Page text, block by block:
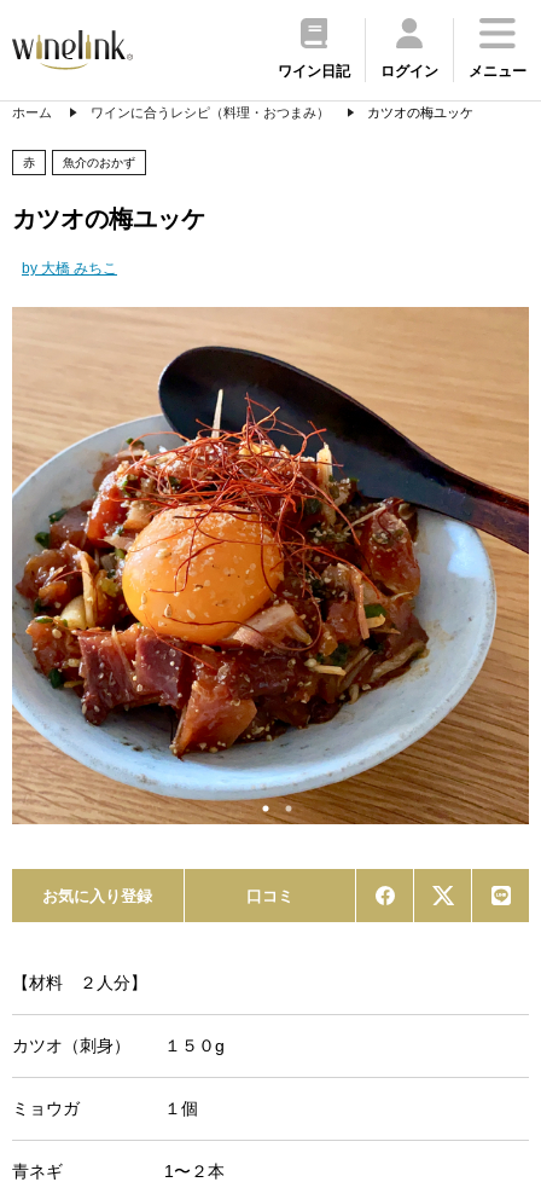
ワイン日記 ログイン メニュー
ホーム ワインに合うレシピ（料理・おつまみ） カツオの梅ユッケ
赤 魚介のおかず
カツオの梅ユッケ
by 大橋 みちこ
お気に入り登録 口コミ
【材料 ２人分】
カツオ（刺身） １５０g
ミョウガ １個
青ネギ 1〜２本